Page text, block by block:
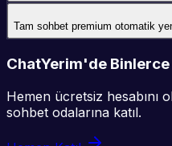
Tam sohbet premium otomatik
ChatYerim'de
Hemen ücretsiz hesabını
sohbet odalarına katıl.